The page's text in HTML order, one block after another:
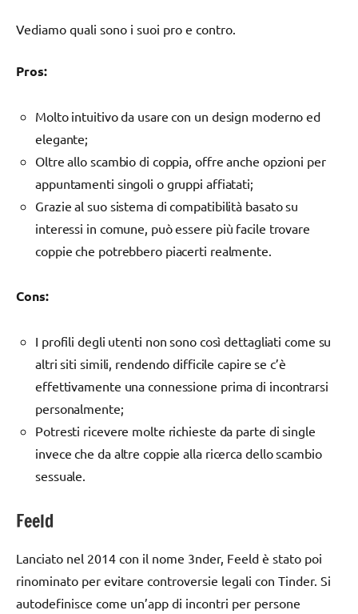
Vediamo quali sono i suoi pro e contro.
Pros:
Molto intuitivo da usare con un design moderno ed
elegante;
Oltre allo scambio di coppia, offre anche opzioni per
appuntamenti singoli o gruppi affiatati;
Grazie al suo sistema di compatibilità basato su
interessi in comune, può essere più facile trovare
coppie che potrebbero piacerti realmente.
Cons:
I profili degli utenti non sono così dettagliati come su
altri siti simili, rendendo difficile capire se c’è
effettivamente una connessione prima di incontrarsi
personalmente;
Potresti ricevere molte richieste da parte di single
invece che da altre coppie alla ricerca dello scambio
sessuale.
Feeld
Lanciato nel 2014 con il nome 3nder, Feeld è stato poi
rinominato per evitare controversie legali con Tinder. Si
autodefinisce come un’app di incontri per persone